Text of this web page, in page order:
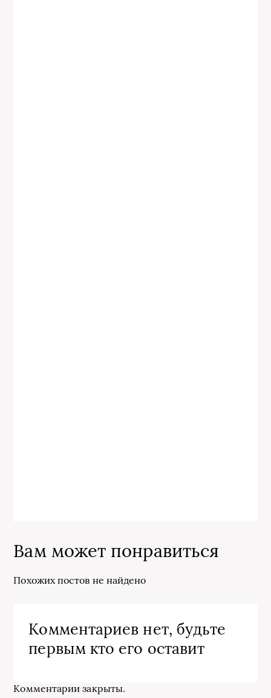
Вам может понравиться
Похожих постов не найдено
Комментариев нет, будьте
первым кто его оставит
Комментарии закрыты.